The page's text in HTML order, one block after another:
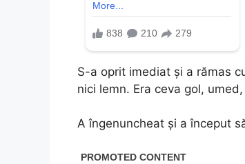
S-a oprit imediat și a rămas
nici lemn. Era ceva gol,
A îngenuncheat și a început